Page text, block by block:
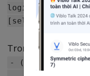
Trong file
-